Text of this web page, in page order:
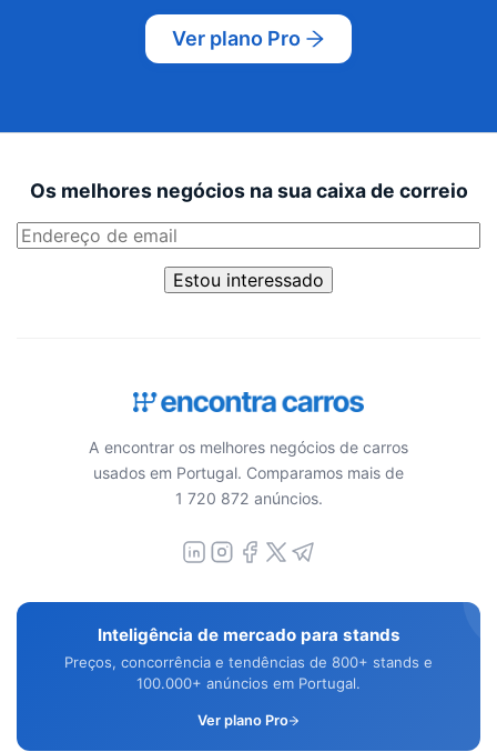
Ver plano Pro
Os melhores negócios na sua caixa de correio
Estou interessado
A encontrar os melhores negócios de carros
usados em Portugal. Comparamos mais de
1 720 872 anúncios.
Inteligência de mercado para stands
Preços, concorrência e tendências de 800+ stands e
100.000+ anúncios em Portugal.
Ver plano Pro